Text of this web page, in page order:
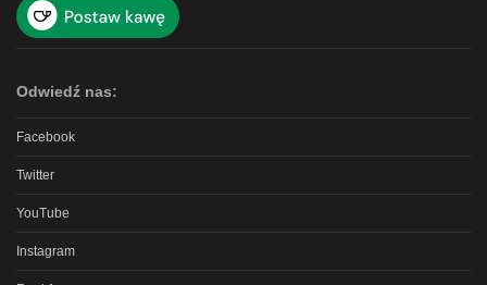
Odwiedź nas:
Facebook
Twitter
YouTube
Instagram